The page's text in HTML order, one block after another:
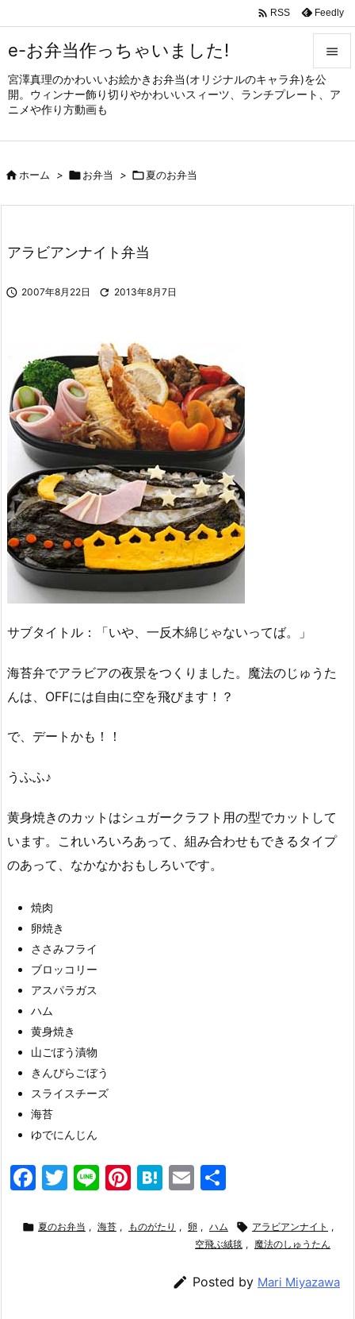
e-お弁当作っちゃいました!
宮澤真理のかわいいお絵かきお弁当(オリジナルのキャラ弁)を公
開。ウィンナー飾り切りやかわいいスィーツ、ランチプレート、ア
ニメや作り方動画も


メニュ
サイド

 RSS Feedly
ホーム > お弁当 > 夏のお弁当
アラビアンナイト弁当
 2007年8月22日  2013年8月7日
サブタイトル：「いや、一反木綿じゃないってば。」
海苔弁でアラビアの夜景をつくりました。魔法のじゅうた
んは、OFFには自由に空を飛びます！？
で、デートかも！！
うふふ♪
黄身焼きのカットはシュガークラフト用の型でカットして
います。これいろいろあって、組み合わせもできるタイプ
のあって、なかなかおもしろいです。
焼肉
卵焼き
ささみフライ
ブロッコリー
アスパラガス
ハム
黄身焼き
山ごぼう漬物
きんぴらごぼう
スライスチーズ
海苔
ゆでにんじん
F
c
T
itt
Li
e
Pi
er
H
e
a
E
ai
l
 夏のお弁当 , 海苔 , ものがたり , 卵 , ハム  アラビアンナイト ,
空飛ぶ絨毯 , 魔法のしゅうたん
 Posted by Mari Miyazawa